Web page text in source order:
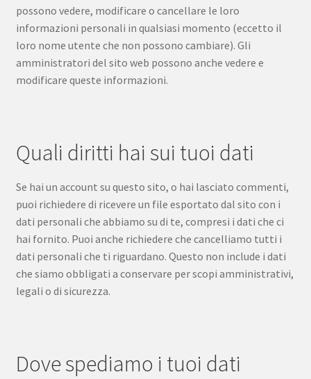
possono vedere, modificare o cancellare le loro
informazioni personali in qualsiasi momento (eccetto il
loro nome utente che non possono cambiare). Gli
amministratori del sito web possono anche vedere e
modificare queste informazioni.
Quali diritti hai sui tuoi dati
Se hai un account su questo sito, o hai lasciato commenti,
puoi richiedere di ricevere un file esportato dal sito con i
dati personali che abbiamo su di te, compresi i dati che ci
hai fornito. Puoi anche richiedere che cancelliamo tutti i
dati personali che ti riguardano. Questo non include i dati
che siamo obbligati a conservare per scopi amministrativi,
legali o di sicurezza.
Dove spediamo i tuoi dati